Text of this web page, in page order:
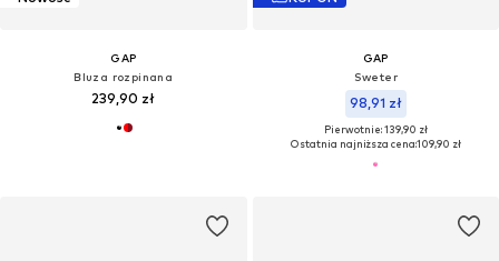
GAP
Bluza rozpinana
239,90 zł
GAP
Sweter
98,91 zł
Pierwotnie: 139,90 zł
Ostatnia najniższa cena:109,90 zł